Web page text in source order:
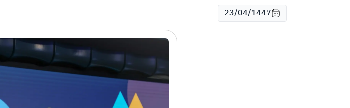
23/04/1447